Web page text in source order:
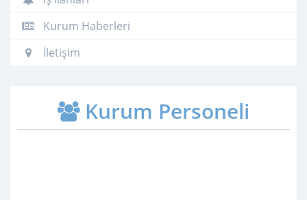
Kurum Haberleri
İletişim
Kurum Personeli